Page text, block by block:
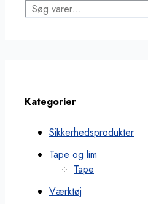
Kategorier
Sikkerhedsprodukter
Tape og lim
Tape
Værktøj